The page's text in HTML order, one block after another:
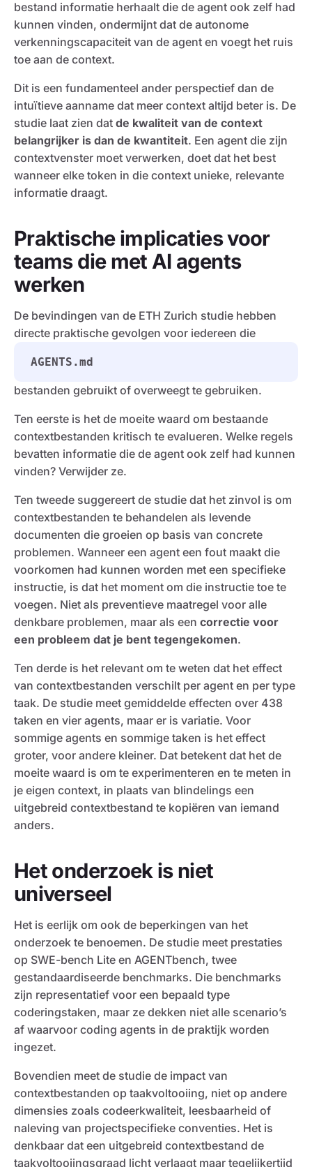
bestand informatie herhaalt die de agent ook zelf had
kunnen vinden, ondermijnt dat de autonome
verkenningscapaciteit van de agent en voegt het ruis
toe aan de context.
Dit is een fundamenteel ander perspectief dan de
intuïtieve aanname dat meer context altijd beter is. De
studie laat zien dat de kwaliteit van de context
belangrijker is dan de kwantiteit. Een agent die zijn
contextvenster moet verwerken, doet dat het best
wanneer elke token in die context unieke, relevante
informatie draagt.
Praktische implicaties voor
teams die met AI agents
werken
De bevindingen van de ETH Zurich studie hebben
directe praktische gevolgen voor iedereen die
AGENTS.md
bestanden gebruikt of overweegt te gebruiken.
Ten eerste is het de moeite waard om bestaande
contextbestanden kritisch te evalueren. Welke regels
bevatten informatie die de agent ook zelf had kunnen
vinden? Verwijder ze.
Ten tweede suggereert de studie dat het zinvol is om
contextbestanden te behandelen als levende
documenten die groeien op basis van concrete
problemen. Wanneer een agent een fout maakt die
voorkomen had kunnen worden met een specifieke
instructie, is dat het moment om die instructie toe te
voegen. Niet als preventieve maatregel voor alle
denkbare problemen, maar als een correctie voor
een probleem dat je bent tegengekomen.
Ten derde is het relevant om te weten dat het effect
van contextbestanden verschilt per agent en per type
taak. De studie meet gemiddelde effecten over 438
taken en vier agents, maar er is variatie. Voor
sommige agents en sommige taken is het effect
groter, voor andere kleiner. Dat betekent dat het de
moeite waard is om te experimenteren en te meten in
je eigen context, in plaats van blindelings een
uitgebreid contextbestand te kopiëren van iemand
anders.
Het onderzoek is niet
universeel
Het is eerlijk om ook de beperkingen van het
onderzoek te benoemen. De studie meet prestaties
op SWE-bench Lite en AGENTbench, twee
gestandaardiseerde benchmarks. Die benchmarks
zijn representatief voor een bepaald type
coderingstaken, maar ze dekken niet alle scenario’s
af waarvoor coding agents in de praktijk worden
ingezet.
Bovendien meet de studie de impact van
contextbestanden op taakvoltooiing, niet op andere
dimensies zoals codeerkwaliteit, leesbaarheid of
naleving van projectspecifieke conventies. Het is
denkbaar dat een uitgebreid contextbestand de
taakvoltooiingsgraad licht verlaagt maar tegelijkertijd